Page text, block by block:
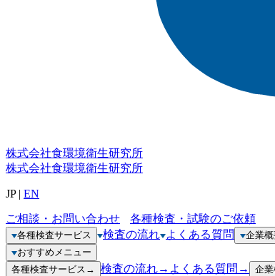
株式会社食環境衛生研究所
株式会社食環境衛生研究所
JP| EN
ご相談・お問い合わせ 各種検査・試験のご依頼
各種検査サービス 検査の流れ よくある質問
企業
おすすめメニュー
各種検査サービス → 検査の流れ→ よくある質問 → 企